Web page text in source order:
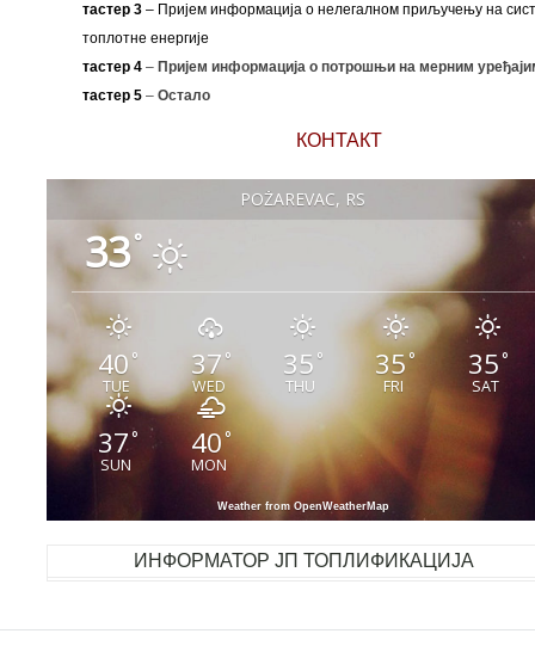
тастер 3– Пријем информација о нелегалном приључењу на
топлотне енергије
тастер 4 – Пријем информација о потрошњи на мерним
тастер 5 – Остало
КОНТАКТ
POŽAREVAC, RS
33°
40°
TUE
37°
WED
35 °
THU
35°
FRI
35°
SAT
37°
SUN
40°
MON
Weather from OpenWeatherMap
ИНФОРМАТОР ЈП ТОПЛИФИКАЦИЈА